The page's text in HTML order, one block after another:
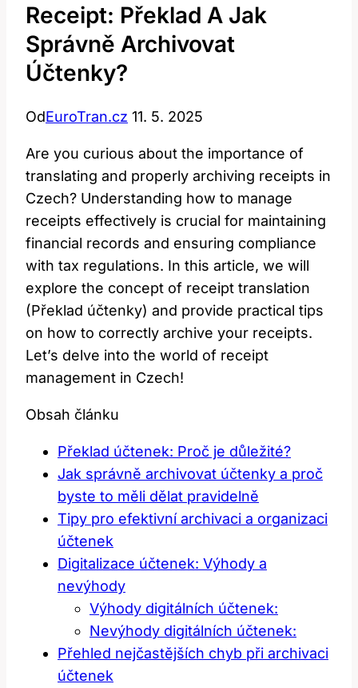
Receipt: Překlad A Jak
Správně Archivovat
Účtenky?
OdEuroTran.cz 11. 5. 2025
Are you curious about the ‌importance ⁢of
⁣translating and properly ‌archiving receipts in
Czech?⁣ Understanding how‌ to manage​
receipts effectively is ⁢crucial ⁣for maintaining
⁢financial records and ensuring⁣ compliance ​
with tax regulations. In this article, we will
explore the concept ⁣of receipt ‌translation
(Překlad účtenky) and provide practical tips
on how to correctly archive your receipts.
Let’s delve into ‍the world of receipt
management in ⁤Czech!
Obsah článku
Překlad účtenek: Proč je důležité?
Jak správně archivovat účtenky a proč
byste to měli dělat pravidelně
Tipy pro efektivní archivaci a organizaci
účtenek
Digitalizace⁤ účtenek:‌ Výhody ⁤a
‌nevýhody
Výhody digitálních účtenek:
Nevýhody digitálních účtenek:
Přehled nejčastějších chyb při archivaci‍
účtenek